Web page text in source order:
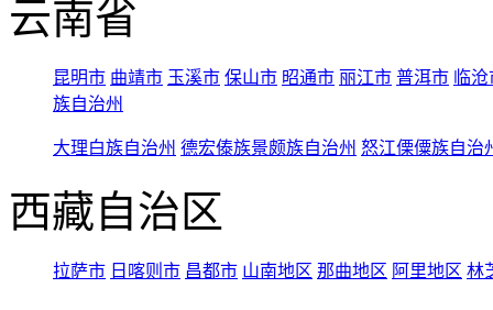
云南省
昆明市 曲靖市 玉溪市 保山市 昭通市 丽江市 普洱市 临
族自治州
大理白族自治州 德宏傣族景颇族自治州 怒江傈僳族自治
西藏自治区
拉萨市 日喀则市 昌都市 山南地区 那曲地区 阿里地区 林